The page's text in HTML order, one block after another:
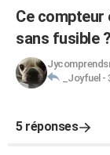
Ce
sans fusible ?
_Joyfuel -
5 réponses